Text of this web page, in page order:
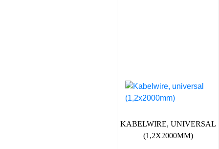
KABELWIRE, UNIVERSAL
(1,2X2000MM)